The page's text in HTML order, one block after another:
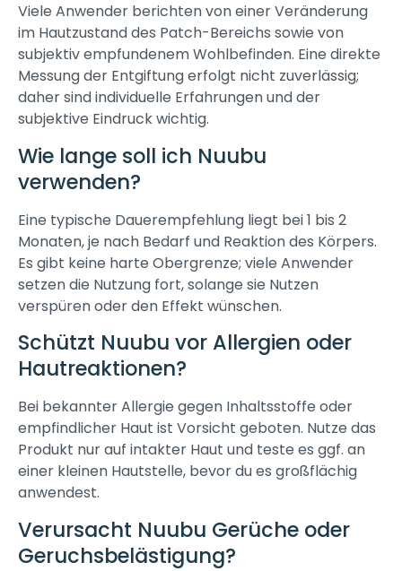
Viele Anwender berichten von einer Veränderung
im Hautzustand des Patch-Bereichs sowie von
subjektiv empfundenem Wohlbefinden. Eine direkte
Messung der Entgiftung erfolgt nicht zuverlässig;
daher sind individuelle Erfahrungen und der
subjektive Eindruck wichtig.
Wie lange soll ich Nuubu
verwenden?
Eine typische Dauerempfehlung liegt bei 1 bis 2
Monaten, je nach Bedarf und Reaktion des Körpers.
Es gibt keine harte Obergrenze; viele Anwender
setzen die Nutzung fort, solange sie Nutzen
verspüren oder den Effekt wünschen.
Schützt Nuubu vor Allergien oder
Hautreaktionen?
Bei bekannter Allergie gegen Inhaltsstoffe oder
empfindlicher Haut ist Vorsicht geboten. Nutze das
Produkt nur auf intakter Haut und teste es ggf. an
einer kleinen Hautstelle, bevor du es großflächig
anwendest.
Verursacht Nuubu Gerüche oder
Geruchsbelästigung?